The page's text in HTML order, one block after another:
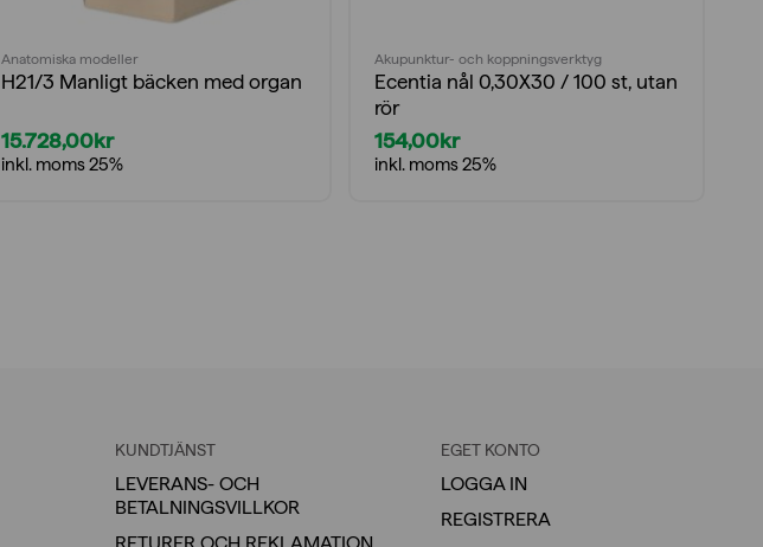
Anatomiska modeller
H21/3 Manligt bäcken med organ
15.728,00kr
inkl. moms 25%
Akupunktur- och koppningsverktyg
Ecentia nål 0,30X30 / 100 st, utan
rör
154,00kr
inkl. moms 25%
KUNDTJÄNST
LEVERANS- OCH
BETALNINGSVILLKOR
EGET KONTO
LOGGA IN
REGISTRERA